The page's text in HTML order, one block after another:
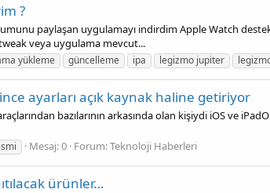
?
paylaşan uygulamayı indirdim Apple Watch
veya uygulama mevcut...
yükleme güncelleme ipa legizmo jupiter
ayarları açık kaynak haline getiriyor
bazılarının arkasında olan kişiydi iOS ve
Mesaj: 0 Forum:Teknoloji Haberleri
ürünler…